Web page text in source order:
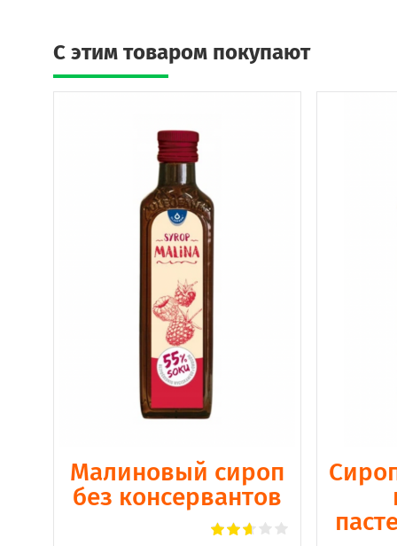
C этим товаром покупают
Малиновый сироп
без консервантов